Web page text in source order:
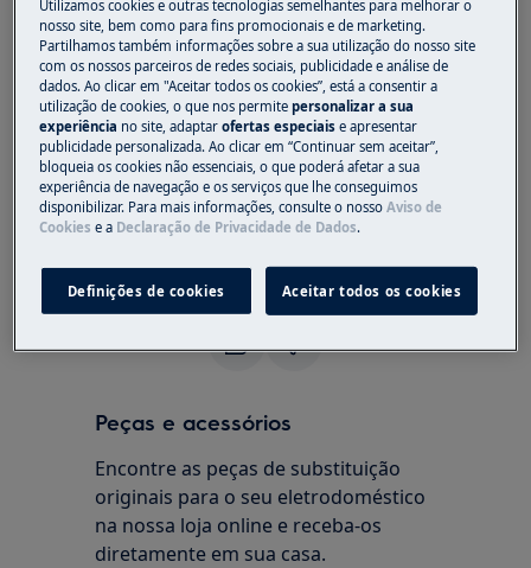
Máquinas de lavar loiça encastráveis
Máquina de lavar loiça de instalação livre
Resolução:
1. Contacte um centro de assistência
autorizado
Para encomendar novas peças sobressalentes,
Este artigo foi útil?
Peças e acessórios
Encontre as peças de substituição
originais para o seu eletrodoméstico
na nossa loja online e receba-os
diretamente em sua casa.
Utilizamos cookies e outras tecnologias semelhantes para melhorar o
nosso site, bem como para fins promocionais e de marketing.
Partilhamos também informações sobre a sua utilização do nosso site
com os nossos parceiros de redes sociais, publicidade e análise de
dados. Ao clicar em "Aceitar todos os cookies”, está a consentir a
utilização de cookies, o que nos permitepersonalizar a sua
experiência no site, adaptarofertas especiaise apresentar
publicidade personalizada. Ao clicar em “Continuar sem aceitar”,
bloqueia os cookies não essenciais, o que poderá afetar a sua
experiência de navegação e os serviços que lhe conseguimos
disponibilizar. Para mais informações, consulte o nossoAviso de
Cookies e a Declaração de Privacidade de Dados.
Definições de cookies Aceitar todos os cookies